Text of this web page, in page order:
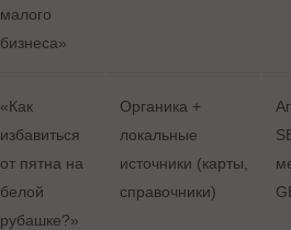
малого
бизнеса»
«Как
избавиться
от пятна на
белой
рубашке?»
Органика +
локальные
источники (карты,
справочники)